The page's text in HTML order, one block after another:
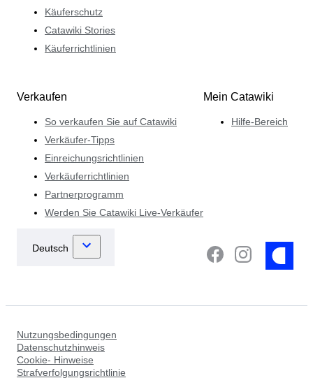
Käuferschutz
Catawiki Stories
Käuferrichtlinien
Verkaufen
So verkaufen Sie auf Catawiki
Verkäufer-Tipps
Einreichungsrichtlinien
Verkäuferrichtlinien
Partnerprogramm
Werden Sie Catawiki Live-Verkäufer
Mein Catawiki
Hilfe-Bereich
Nutzungsbedingungen
Datenschutzhinweis
Cookie- Hinweise
Strafverfolgungsrichtlinie